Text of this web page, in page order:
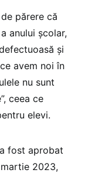
părere că
anului școlar,
și
avem noi în
nu sunt
ceea ce
elevi.
fost aprobat
2023,